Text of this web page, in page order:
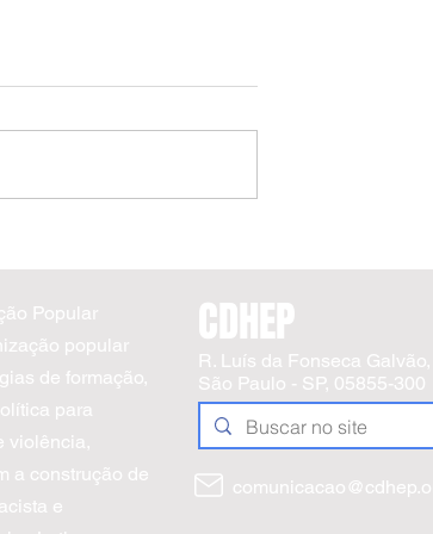
04/2026 | DH e Justiça
Reprodutiva
Popular
popular
de formação,
para
violência,
a construção de
e
CDHEP
R. Luís da Fonseca
São Paulo - SP, 05855-300